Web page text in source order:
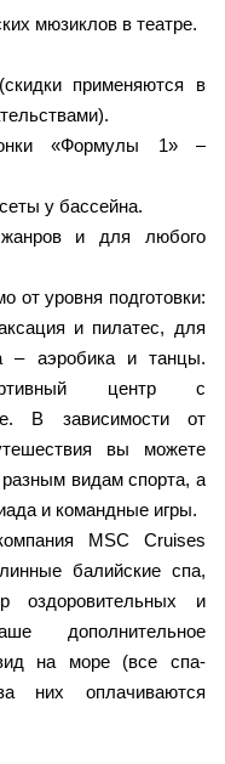
мюзиклов в театре.
применяются в
«Формулы 1» –
у бассейна.
и для любого
от уровня подготовки:
и пилатес, для
– аэробика и танцы.
центр с
В зависимости от
вы можете
разным видам спорта, а
и командные игры.
MSC Cruises
балийские спа,
оздоровительных и
дополнительное
на море (все спа-
них оплачиваются